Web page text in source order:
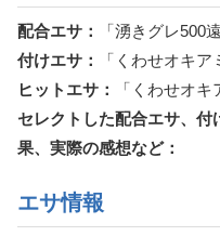
配合エサ：
「湧きグレ500
付けエサ：
「くわせオキア
ヒットエサ：
「くわせオキ
セレクトした配合エサ、
果、実際の感想など：
エサ情報